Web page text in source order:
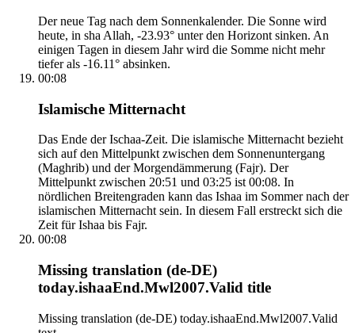
Der neue Tag nach dem Sonnenkalender. Die Sonne wird
heute, in sha Allah, -23.93° unter den Horizont sinken. An
einigen Tagen in diesem Jahr wird die Somme nicht mehr
tiefer als -16.11° absinken.
00:08
Islamische Mitternacht
Das Ende der Ischaa-Zeit. Die islamische Mitternacht bezieht
sich auf den Mittelpunkt zwischen dem Sonnenuntergang
(Maghrib) und der Morgendämmerung (Fajr). Der
Mittelpunkt zwischen 20:51 und 03:25 ist 00:08. In
nördlichen Breitengraden kann das Ishaa im Sommer nach der
islamischen Mitternacht sein. In diesem Fall erstreckt sich die
Zeit für Ishaa bis Fajr.
00:08
Missing translation (de-DE)
today.ishaaEnd.Mwl2007.Valid title
Missing translation (de-DE) today.ishaaEnd.Mwl2007.Valid